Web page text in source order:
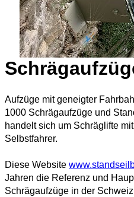
Aufzüge mit geneigter
1000 Schrägaufzüge und
handelt sich um Schräglifte
Selbstfahrer.
Diese Website
Jahren die Referenz und
Schrägaufzüge in der